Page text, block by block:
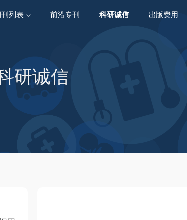
刊列表 前沿专刊 科研诚信 出版费用
研诚信